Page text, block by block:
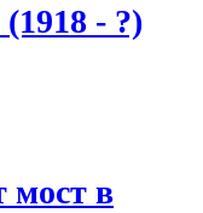
- ?)
мост в